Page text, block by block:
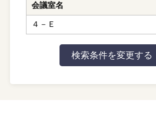
会議室名
４－Ｅ